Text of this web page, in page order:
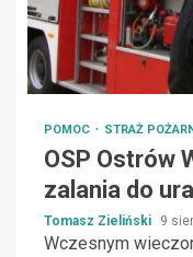
POMOC STRAŻ
OSP Ostrów
zalania do
Tomasz Zieliński 9
Wczesnym